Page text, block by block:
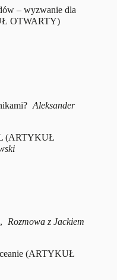
– wyzwanie dla
OTWARTY)
Aleksander
(ARTYKUŁ
Rozmowa z Jackiem
(ARTYKUŁ